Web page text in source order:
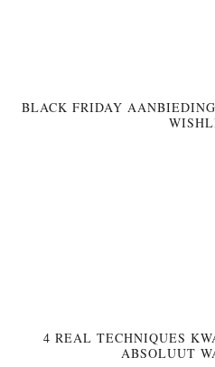
BLACK FRIDAY
4 REAL TECHNIQUES
ABSOLUUT